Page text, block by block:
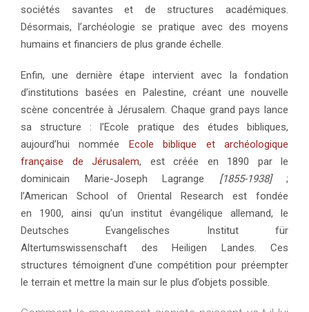
sociétés savantes et de structures académiques.
Désormais, l’archéologie se pratique avec des moyens
humains et financiers de plus grande échelle.
Enfin, une dernière étape intervient avec la fondation
d’institutions basées en Palestine, créant une nouvelle
scène concentrée à Jérusalem. Chaque grand pays lance
sa structure : l’Ecole pratique des études bibliques,
aujourd’hui nommée Ecole biblique et archéologique
française de Jérusalem, est créée en 1890 par le
dominicain Marie-Joseph Lagrange [1855-1938];
l’American School of Oriental Research est fondée
en 1900, ainsi qu’un institut évangélique allemand, le
Deutsches Evangelisches Institut für
Altertumswissenschaft des Heiligen Landes. Ces
structures témoignent d’une compétition pour préempter
le terrain et mettre la main sur le plus d’objets possible.